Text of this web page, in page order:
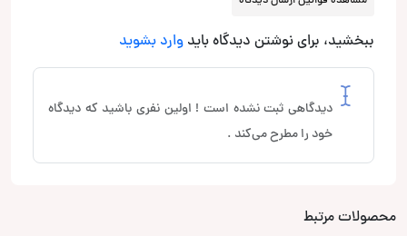
ببخشید، برای نوشتن دیدگاه باید وارد بشوید
دیدگاهی ثبت نشده است ! اولین نفری باشید که دیدگاه
خود را مطرح می‌کند .
محصولات مرتبط